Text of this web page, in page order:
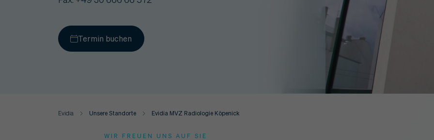
Termin buchen
Evidia Unsere Standorte Evidia MVZ Radiologie Köpenick
WIR FREUEN UNS AUF SIE